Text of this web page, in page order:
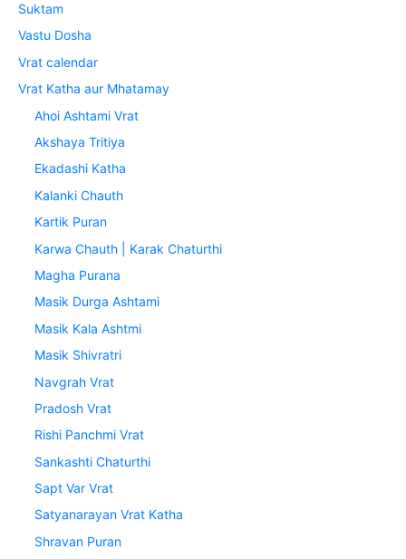
Suktam
Vastu Dosha
Vrat calendar
Vrat Katha aur Mhatamay
Ahoi Ashtami Vrat
Akshaya Tritiya
Ekadashi Katha
Kalanki Chauth
Kartik Puran
Karwa Chauth | Karak Chaturthi
Magha Purana
Masik Durga Ashtami
Masik Kala Ashtmi
Masik Shivratri
Navgrah Vrat
Pradosh Vrat
Rishi Panchmi Vrat
Sankashti Chaturthi
Sapt Var Vrat
Satyanarayan Vrat Katha
Shravan Puran